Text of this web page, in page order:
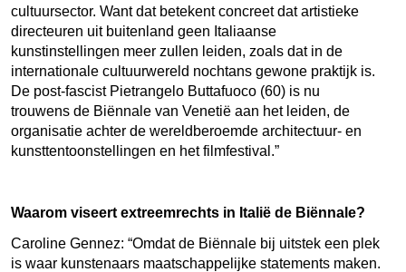
cultuursector. Want dat betekent concreet dat artistieke
directeuren uit buitenland geen Italiaanse
kunstinstellingen meer zullen leiden, zoals dat in de
internationale cultuurwereld nochtans gewone praktijk is.
De post-fascist Pietrangelo Buttafuoco (60) is nu
trouwens de Biënnale van Venetië aan het leiden, de
organisatie achter de wereldberoemde architectuur- en
kunsttentoonstellingen en het filmfestival.”
Waarom viseert extreemrechts in Italië de Biënnale?
Caroline Gennez: “Omdat de Biënnale bij uitstek een plek
is waar kunstenaars maatschappelijke statements maken.